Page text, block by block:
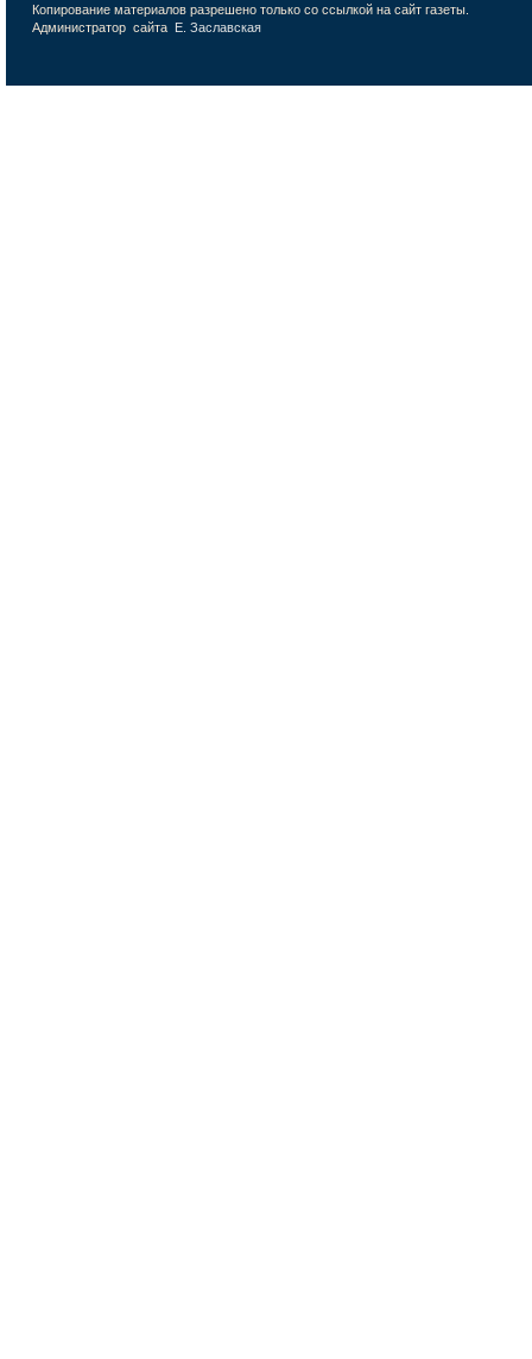
Копирование материалов разрешено только со ссылкой на сайт газеты.
Администратор сайта Е. Заславская